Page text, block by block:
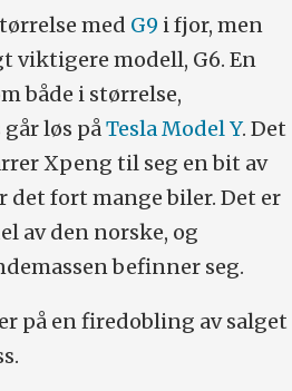
med G9 i fjor, men
viktigere modell, G6. En
både i størrelse,
løs på Tesla Model Y. Det
Xpeng til seg en bit av
det fort mange biler. Det er
av den norske, og
befinner seg.
på en firedobling av salget